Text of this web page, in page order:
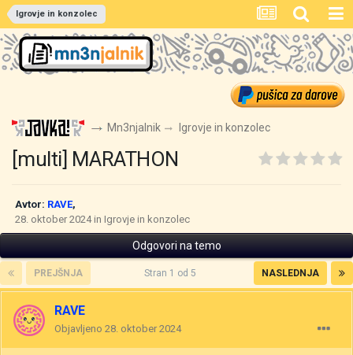
Igrovje in konzolec
Mn3njalnik Igrovje in konzolec
[multi] MARATHON
Avtor: RAVE,
28. oktober 2024in Igrovje in konzolec
Odgovori na temo
PREJŠNJA NASLEDNJA
Stran 1 od 5
RAVE
Objavljeno 28. oktober 2024